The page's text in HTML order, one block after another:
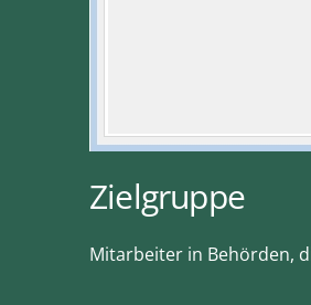
Zielgruppe
Mitarbeiter in Behörden,